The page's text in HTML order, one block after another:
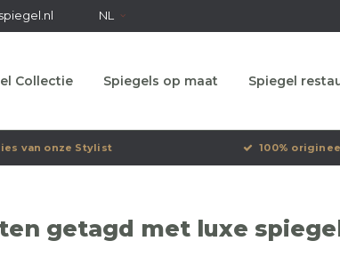
NL
Collectie Spiegels op maat Spiegel
van onze Stylist 100%
getagd met luxe